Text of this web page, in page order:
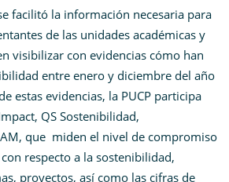
facilitó la información necesaria para
de las unidades académicas y
visibilizar con evidencias cómo han
entre enero y diciembre del año
estas evidencias, la PUCP participa
QS Sostenibilidad,
que miden el nivel de compromiso
respecto a la sostenibilidad,
proyectos, así como las cifras de